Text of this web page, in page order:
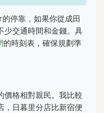
停靠，如果你從成田
少交通時間和金錢。具
的時刻表，確保規劃準
價格相對親民。我比較
，日暮里分店比新宿便